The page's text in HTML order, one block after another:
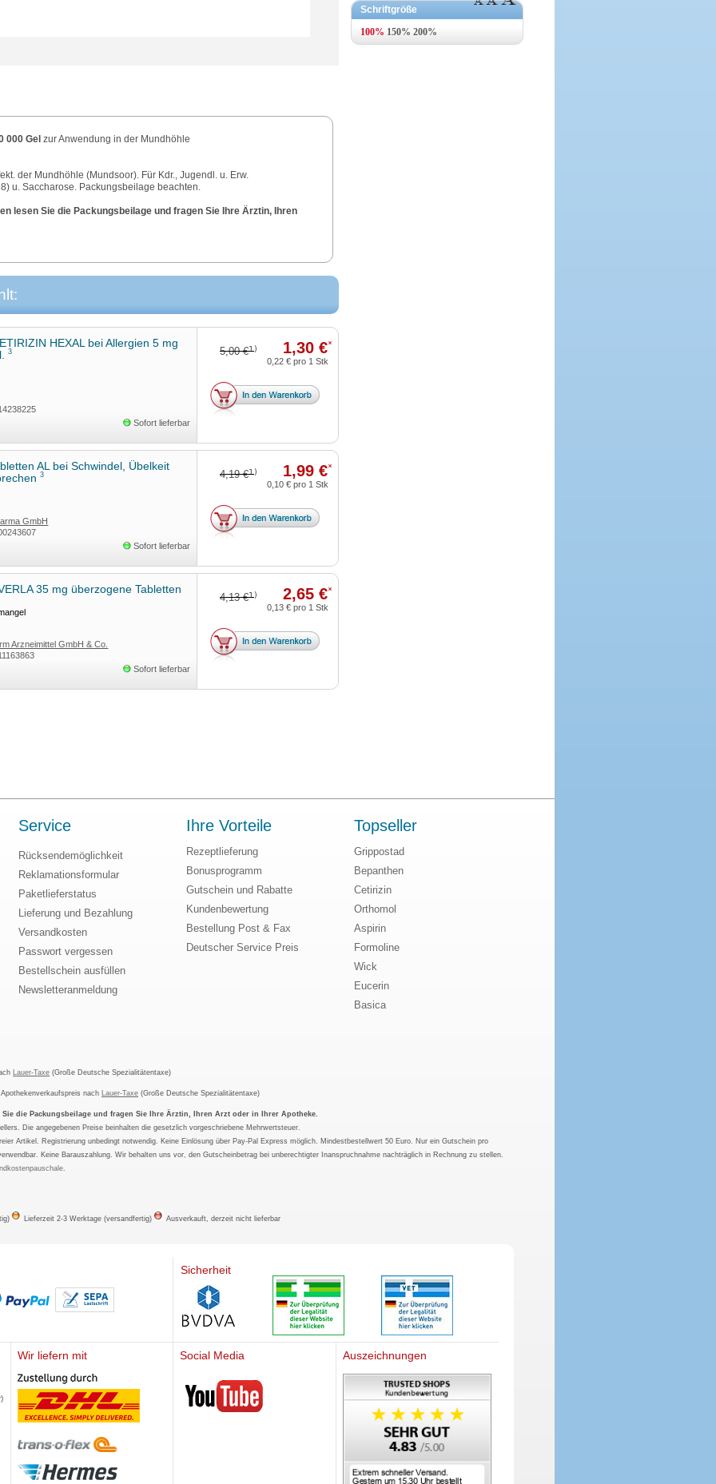
000 Gel zur Anwendung in der Mundhöhle
der Mundhöhle (Mundsoor). Für Kdr., Jugendl. u. Erw.
u. Saccharose. Packungsbeilage beachten.
lesen Sie die Packungsbeilage und fragen Sie Ihre Ärztin, Ihren
HEXAL bei Allergien 5 mg
3
Sofort lieferbar
5,00 €1) 1,30 €*
0,22 € pro 1 Stk
AL bei Schwindel, Übelkeit
3
GmbH
Sofort lieferbar
4,19 €1) 1,99 €*
0,10 € pro 1 Stk
35 mg überzogene Tabletten
Arzneimittel GmbH & Co.
Sofort lieferbar
4,13 €1) 2,65 €*
0,13 € pro 1 Stk
Schriftgröße
Service
Rücksendemöglichkeit
Reklamationsformular
Paketlieferstatus
Lieferung und Bezahlung
Versandkosten
Passwort vergessen
Bestellschein ausfüllen
Newsletteranmeldung
Ihre Vorteile
Rezeptlieferung
Bonusprogramm
Gutschein und Rabatte
Kundenbewertung
Bestellung Post & Fax
Deutscher Service Preis
Topseller
Grippostad
Bepanthen
Cetirizin
Orthomol
Aspirin
Formoline
Wick
Eucerin
Basica
Lauer-Taxe (Große Deutsche Spezialitätentaxe)
nach Lauer-Taxe (Große Deutsche Spezialitätentaxe)
die Packungsbeilage und fragen Sie Ihre Ärztin, Ihren Arzt oder in Ihrer Apotheke.
Die angegebenen Preise beinhalten die gesetzlich vorgeschriebene Mehrwertsteuer.
Artikel. Registrierung unbedingt notwendig. Keine Einlösung über Pay-Pal Express möglich. Mindestbestellwert 50 Euro. Nur ein Gutschein pro
Keine Barauszahlung. Wir behalten uns vor, den Gutscheinbetrag bei unberechtigter Inanspruchnahme nachträglich in Rechnung zu stellen.
.
Lieferzeit 2-3 Werktage (versandfertig) Ausverkauft, derzeit nicht lieferbar
Sicherheit
Wir liefern mit Social Media
Mediherz
Auszeichnungen